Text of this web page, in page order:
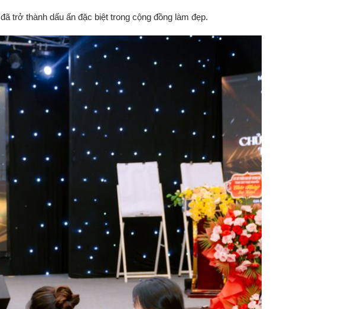
đã trở thành dấu ấn đặc biệt trong cộng đồng làm đẹp.